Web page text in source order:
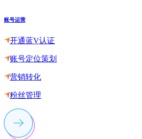
账号运营
开通蓝V认证
账号定位策划
营销转化
粉丝管理